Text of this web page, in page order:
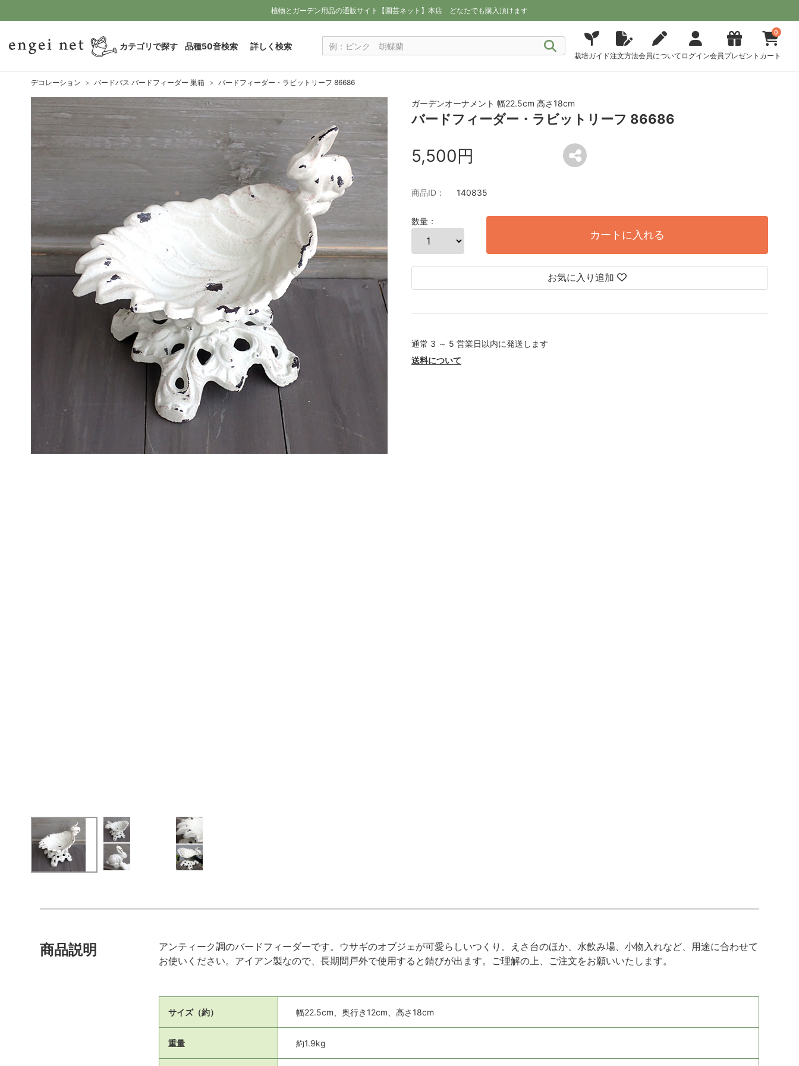
植物とガーデン用品の通販サイト【園芸ネット】本店 どなたでも購入頂けます
カテゴリで探す 品種50音検索 詳しく検索
栽培ガイド注文方法会員について ログイン会員プレゼント
0
カート
デコレーション バードバス バードフィーダー 巣箱 バードフィーダー・ラビットリーフ 86686
ガーデンオーナメント 幅22.5cm 高さ18cm
バードフィーダー・ラビットリーフ 86686
5,500円
商品ID： 140835
数量：
カートに入れる
お気に入り追加
通常 3 ～ 5 営業日以内に発送します
送料について
商品説明
アンティーク調のバードフィーダーです。ウサギのオブジェが可愛らしいつくり。えさ台のほか、水飲み場、小物入れなど、用途に合わせて
お使いください。アイアン製なので、長期間戸外で使用すると錆びが出ます。ご理解の上、ご注文をお願いいたします。
サイズ（約） 幅22.5cm、奥行き12cm、高さ18cm
重量 約1.9kg